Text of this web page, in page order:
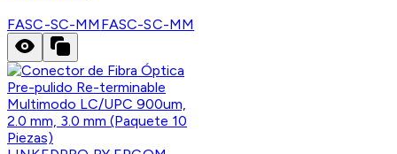
FASC-SC-MM FASC-SC-MM